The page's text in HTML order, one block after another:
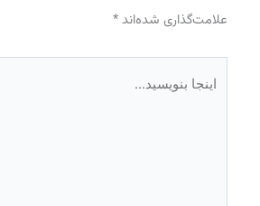
علامت‌گذاری شده‌اند*